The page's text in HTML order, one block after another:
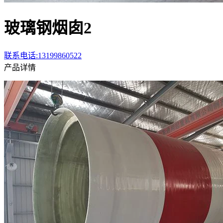
玻璃钢烟囱2
联系电话:13199860522
产品详情